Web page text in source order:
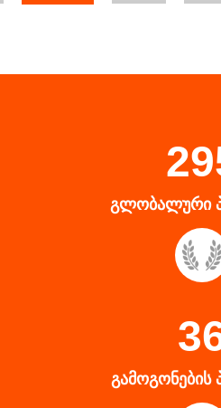
ᲒᲚᲝᲑᲐᲚᲣᲠᲘ
ᲒᲐᲛᲝᲒᲝᲜᲔᲑᲘᲡ